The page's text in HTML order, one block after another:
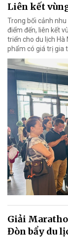
Liên kết
Trong bối cảnh
điểm đến, liên kết
triển cho du lịch
phẩm có giá trị gia
Giải
Đòn bẩy du